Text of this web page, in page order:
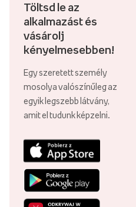
Töltsd le az
alkalmazást és
vásárolj
kényelmesebben!
Egy szeretett személy
mosolya valószínűleg az
egyik legszebb látvány,
amit el tudunk képzelni.